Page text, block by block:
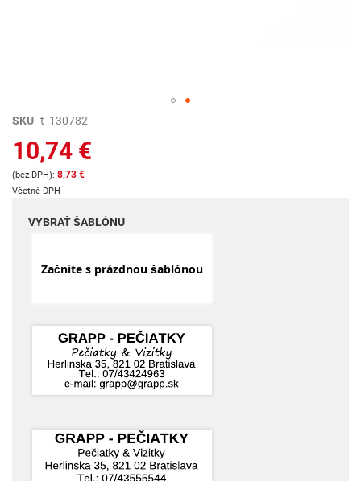
Preskočiť
začiatok
galérie
obrázkov
SKU t_130782
10,74 €
8,73 €
Včetně DPH
VYBRAŤ ŠABLÓNU
Začnite s prázdnou šablónou